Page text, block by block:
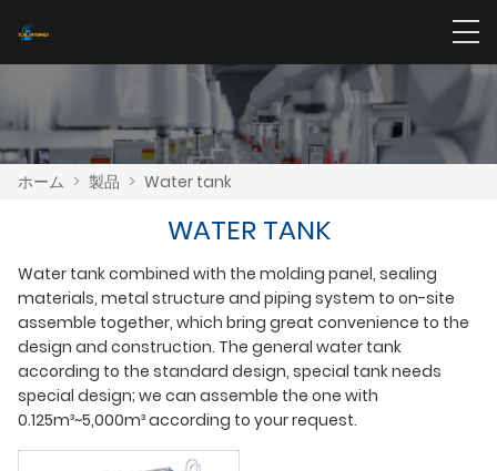
ホーム > 製品 > Water tank
WATER TANK
Water tank combined with the molding panel, sealing
materials, metal structure and piping system to on-site
assemble together, which bring great convenience to the
design and construction. The general water tank
according to the standard design, special tank needs
special design; we can assemble the one with
0.125m³~5,000m³ according to your request.